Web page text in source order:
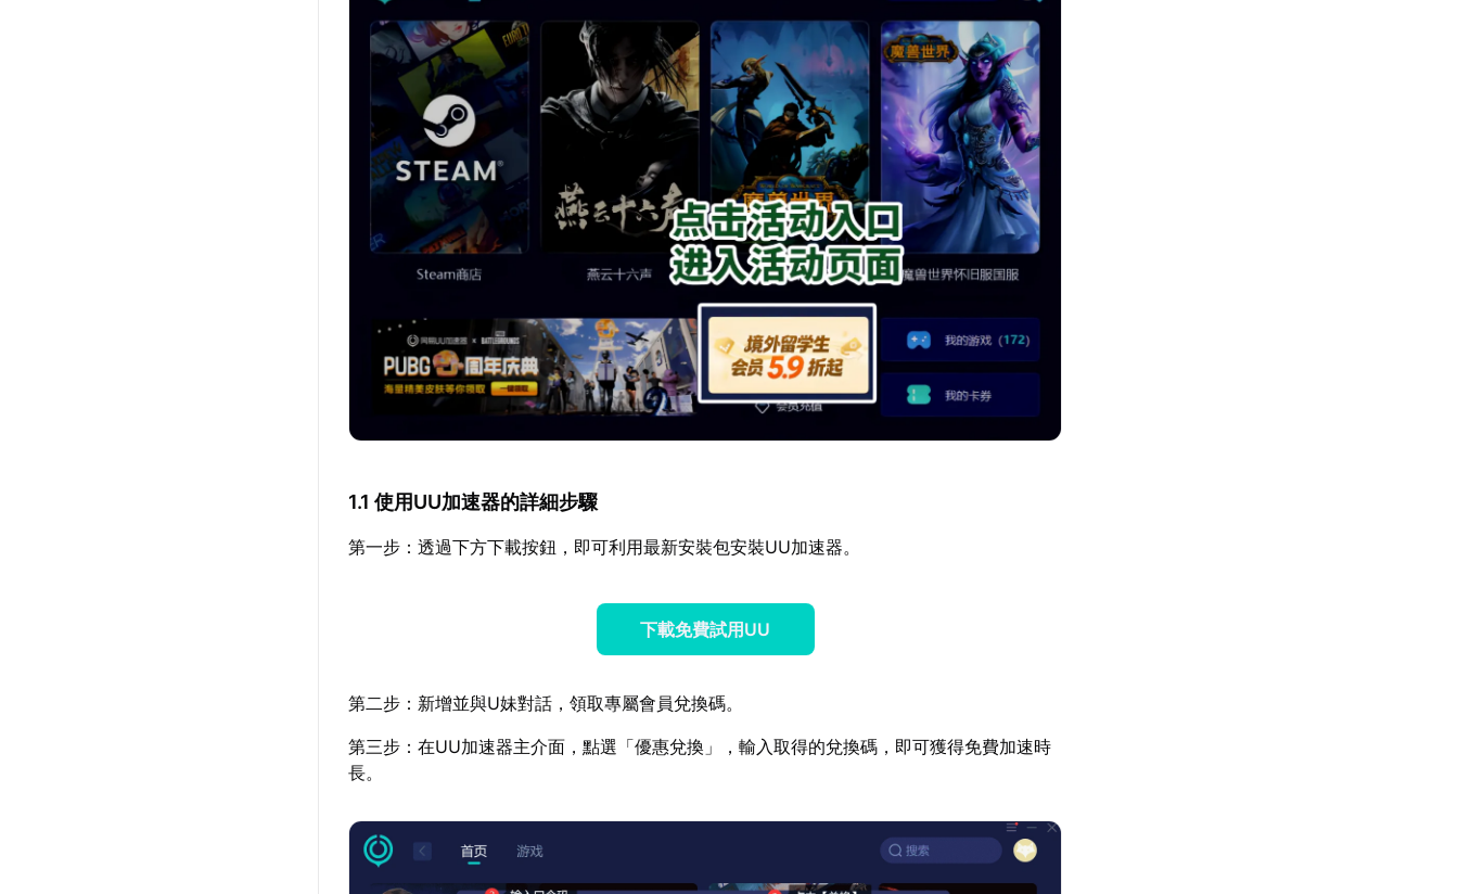
1.1 使用UU加速器的詳細步驟
第一步：透過下方下載按鈕，即可利用最新安裝包安裝UU加速器。
下載免費試用UU
第二步：新增並與U妹對話，領取專屬會員兌換碼。
第三步：在UU加速器主介面，點選「優惠兌換」，輸入取得的兌換碼，即可獲得免費加速時
長。